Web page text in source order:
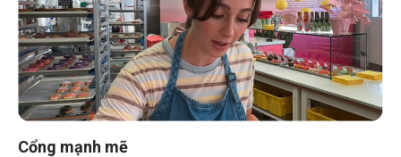
Cổng mạnh mẽ